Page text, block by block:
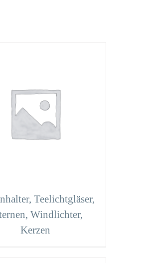
Teelichtgläser,
Windlichter,
Kerzen